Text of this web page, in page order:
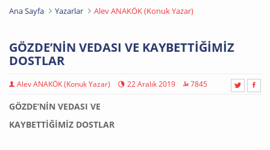
Ana Sayfa Yazarlar Alev ANAKÖK (Konuk Yazar)
GÖZDE’NİN VEDASI VE KAYBETTİĞİMİZ
DOSTLAR
Alev ANAKÖK (Konuk Yazar) 22 Aralık 2019 7845
GÖZDE’NİN VEDASI VE
KAYBETTİĞİMİZ DOSTLAR